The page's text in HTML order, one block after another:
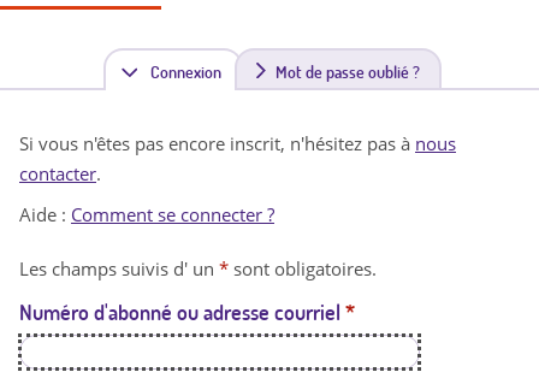
Connexion(
n
t
a
Mot de passe oublié ?
Si vous n'êtes pas encore inscrit, n'hésitez pas à nous
contacter.
Aide : Comment se connecter ?
Les champs suivis d' un * sont obligatoires.
Numéro d'abonné ou adresse courriel *